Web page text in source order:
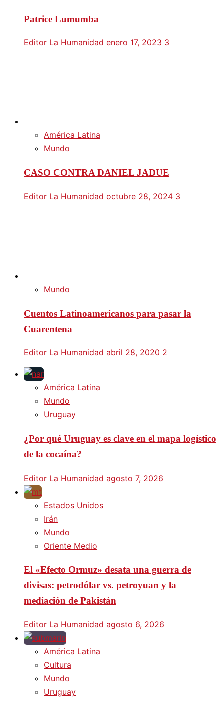
Patrice Lumumba
Editor La Humanidad enero 17, 2023 3
América Latina
Mundo
CASO CONTRA DANIEL JADUE
Editor La Humanidad octubre 28, 2024 3
Mundo
Cuentos Latinoamericanos para pasar la
Cuarentena
Editor La Humanidad abril 28, 2020 2
América Latina
Mundo
Uruguay
¿Por qué Uruguay es clave en el mapa logístico
de la cocaína?
Editor La Humanidad agosto 7, 2026
Estados Unidos
Irán
Mundo
Oriente Medio
El «Efecto Ormuz» desata una guerra de
divisas: petrodólar vs. petroyuan y la
mediación de Pakistán
Editor La Humanidad agosto 6, 2026
América Latina
Cultura
Mundo
Uruguay